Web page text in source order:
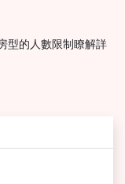
型的人數限制瞭解詳